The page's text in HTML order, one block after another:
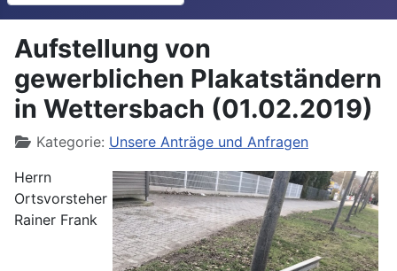
Aufstellung von
gewerblichen Plakatständern
in Wettersbach (01.02.2019)
DetailsKategorie: Unsere Anträge und Anfragen
Herrn
Ortsvorsteher
Rainer Frank